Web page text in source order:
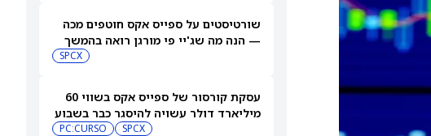
שורטיסטים על ספייס אקס חוטפים מכה
— הנה מה שג'יי פי מורגן רואה בהמשך
SPCX
עסקת קורסור של ספייס אקס בשווי 60
מיליארד דולר עשויה להיסגר כבר בשבוע
SPCX
PC:CURSO